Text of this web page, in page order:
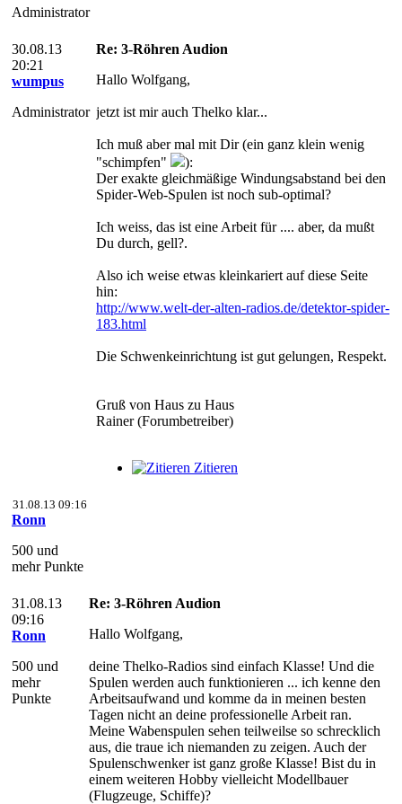
Administrator
30.08.13
20:21
wumpus
Administrator
Re: 3-Röhren Audion
Hallo Wolfgang,
jetzt ist mir auch Thelko klar...
Ich muß aber mal mit Dir (ein ganz klein wenig
"schimpfen"
):
Der exakte gleichmäßige Windungsabstand bei den
Spider-Web-Spulen ist noch sub-optimal?
Ich weiss, das ist eine Arbeit für .... aber, da mußt
Du durch, gell?.
Also ich weise etwas kleinkariert auf diese Seite
hin:
http://www.welt-der-alten-radios.de/detektor-spider-
183.html
Die Schwenkeinrichtung ist gut gelungen, Respekt.
Gruß von Haus zu Haus
Rainer (Forumbetreiber)
Zitieren
31.08.13 09:16
Ronn
500 und
mehr Punkte
31.08.13
09:16
Ronn
500 und
mehr
Punkte
Re: 3-Röhren Audion
Hallo Wolfgang,
deine Thelko-Radios sind einfach Klasse! Und die
Spulen werden auch funktionieren ... ich kenne den
Arbeitsaufwand und komme da in meinen besten
Tagen nicht an deine professionelle Arbeit ran.
Meine Wabenspulen sehen teilweilse so schrecklich
aus, die traue ich niemanden zu zeigen. Auch der
Spulenschwenker ist ganz große Klasse! Bist du in
einem weiteren Hobby vielleicht Modellbauer
(Flugzeuge, Schiffe)?